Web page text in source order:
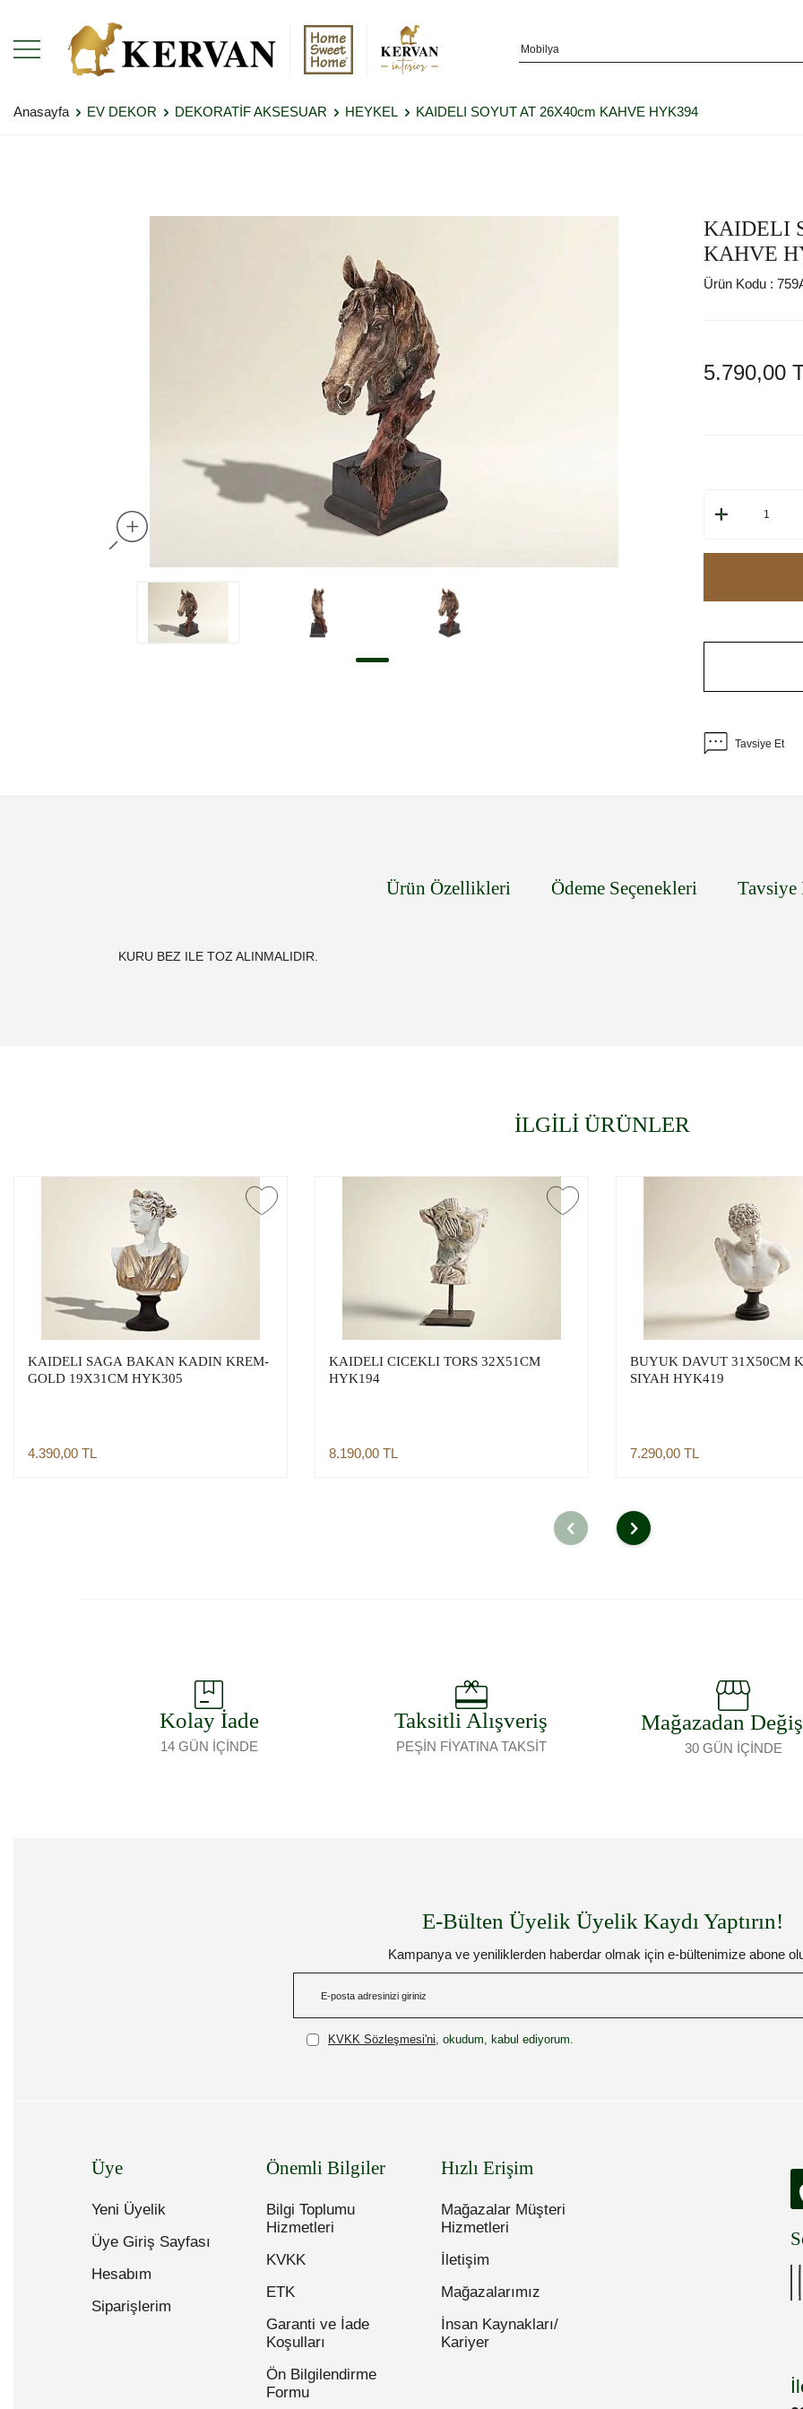
Anasayfa EV DEKOR DEKORATİF AKSESUAR HEYKEL KAIDELI SOYUT AT 26X40cm KAHVE HYK394
KAIDELI
KAHVE
Ürün Kodu :
5.790,00
Tavsiye Et
Ürün Özellikleri Ödeme Seçenekleri Tavsiye
KURU BEZ ILE TOZ ALINMALIDIR.
İLGİLİ ÜRÜNLER
KAIDELI SAGA BAKAN KADIN KREM-
GOLD 19X31CM HYK305
4.390,00 TL
KAIDELI CICEKLI TORS 32X51CM
HYK194
8.190,00 TL
BUYUK DAVUT 31X50CM
SIYAH HYK419
7.290,00 TL
Kolay İade
14 GÜN İÇİNDE
Taksitli Alışveriş
PEŞİN FİYATINA TAKSİT
Mağazadan
30 GÜN İÇİNDE
E-Bülten Üyelik Üyelik Kaydı Yaptırın!
Kampanya ve yeniliklerden haberdar olmak için e-bültenimize abone
KVKK Sözleşmesi'ni , okudum, kabul ediyorum.
Üye
Yeni Üyelik
Üye Giriş Sayfası
Hesabım
Siparişlerim
Önemli Bilgiler
Bilgi Toplumu
Hizmetleri
KVKK
ETK
Garanti ve İade
Koşulları
Ön Bilgilendirme
Formu
Hızlı Erişim
Mağazalar Müşteri
Hizmetleri
İletişim
Mağazalarımız
İnsan Kaynakları/
Kariyer